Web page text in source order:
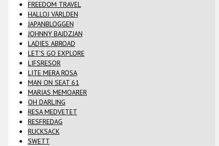
FREEDOM TRAVEL
HALLOJ VÄRLDEN
JAPANBLOGGEN
JOHNNY BAJDZJAN
LADIES ABROAD
LET'S GO EXPLORE
LIFSRESOR
LITE MERA ROSA
MAN ON SEAT 61
MARIAS MEMOARER
OH DARLING
RESA MEDVETET
RESFREDAG
RUCKSACK
SWETT